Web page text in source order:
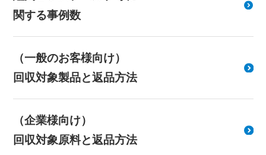
関する事例数
（一般のお客様向け）
回収対象製品と返品方法
（企業様向け）
回収対象原料と返品方法